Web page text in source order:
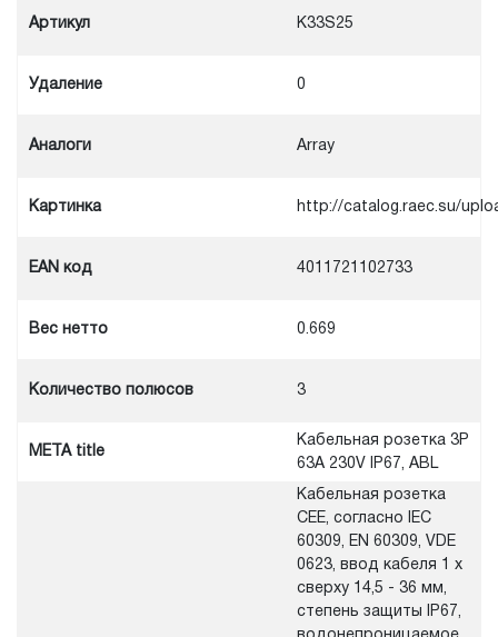
Артикул K33S25
Удаление 0
Аналоги Array
Картинка http://catalog.raec.su/
EAN код 4011721102733
Вес нетто 0.669
Количество полюсов 3
META title
Кабельная розетка 3Р
63А 230V IP67, ABL
Кабельная розетка
CEE, согласно IEC
60309, EN 60309, VDE
0623, ввод кабеля 1 x
сверху 14,5 - 36 мм,
степень защиты IP67,